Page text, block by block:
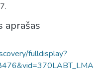
aprašas
fulldisplay?